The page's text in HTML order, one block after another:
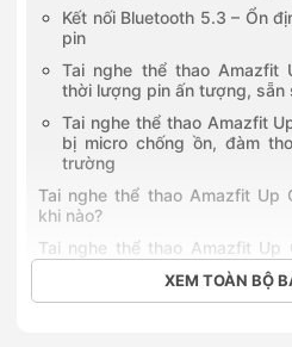
749 Giải Phóng, Phường
0942892255
188Ter Trần Quang Khải,
0828252255
1060 Đường 3/2, Phường Phú
0702825505
505 Lê Hồng Phong, Phường
0966356215
Số 215 Lê Văn Việt, Phường
0826802255
243 Bạch Đằng, Phường Gia
Kết nối Bluetooth 5.3 – Ổn
pin
Tai nghe thể thao Amazfit
thời lượng pin ấn tượng, sẵn
Tai nghe thể thao Amazfit
bị micro chống ồn, đàm
trường
Tai nghe thể thao Amazfit Up
khi nào?
Tai nghe thể thao Amazfit Up
Mua Tai nghe thể thao
XEM TOÀN BỘ